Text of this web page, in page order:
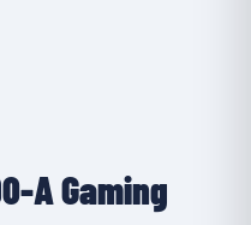
A Gaming